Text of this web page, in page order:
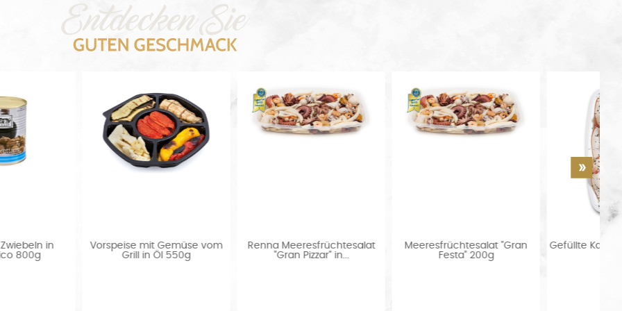
Renna Meeresfrüchtesalat
"Gran Pizzar" in...
Meeresfrüchtesalat "Gran
Festa" 200g
Gefüllte Kalamare in Öl 1000 g
Meeresfrüchtevorspeise Nr.